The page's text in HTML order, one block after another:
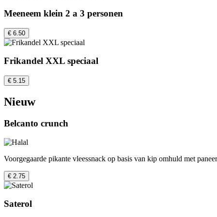
Meeneem klein 2 a 3 personen
€ 6.50
Frikandel XXL speciaal
€ 5.15
Nieuw
Belcanto crunch
Voorgegaarde pikante vleessnack op basis van kip omhuld met
€ 2.75
Saterol